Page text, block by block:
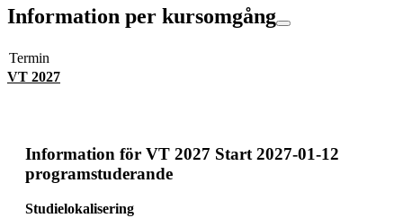
Information per kursomgång
Termin
VT 2027
Information för VT 2027 Start 2027-01-12
programstuderande
Studielokalisering